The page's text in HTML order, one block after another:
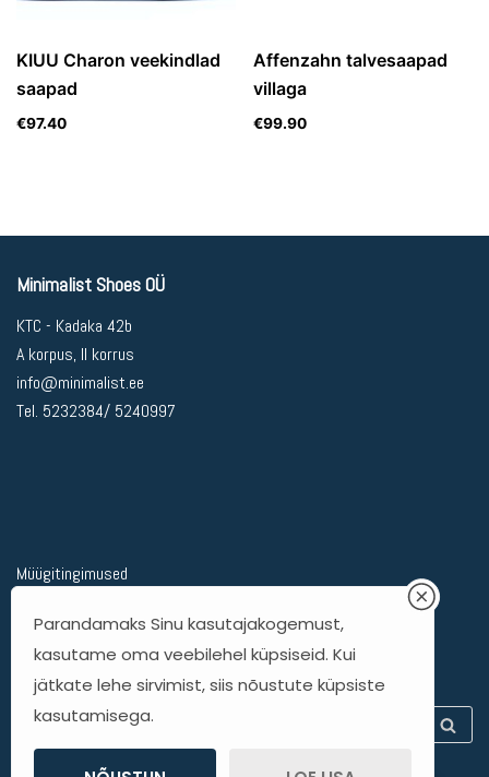
KIUU Charon veekindlad
saapad
€97.40
Affenzahn talvesaapad
villaga
€99.90
Minimalist Shoes OÜ
KTC - Kadaka 42b
A korpus, II korrus
info@minimalist.ee
Tel. 5232384/ 5240997
Müügitingimused
Kohaletoimetamine
Kauba tagastamine
Parandamaks Sinu kasutajakogemust,
kasutame oma veebilehel küpsiseid. Kui
jätkate lehe sirvimist, siis nõustute küpsiste
kasutamisega.